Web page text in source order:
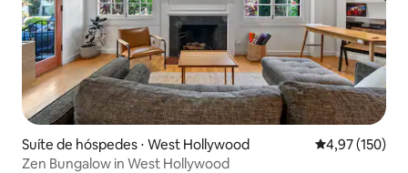
Suíte de hóspedes ⋅ West Hollywood 4,97 de uma
4,97 (150)
Zen Bungalow in West Hollywood